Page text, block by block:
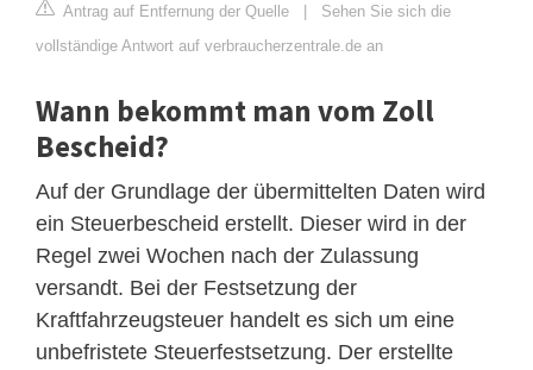
Antrag auf Entfernung der Quelle | Sehen Sie sich die
vollständige Antwort auf verbraucherzentrale.de an
Wann bekommt man vom Zoll
Bescheid?
Auf der Grundlage der übermittelten Daten wird
ein Steuerbescheid erstellt. Dieser wird in der
Regel zwei Wochen nach der Zulassung
versandt. Bei der Festsetzung der
Kraftfahrzeugsteuer handelt es sich um eine
unbefristete Steuerfestsetzung. Der erstellte